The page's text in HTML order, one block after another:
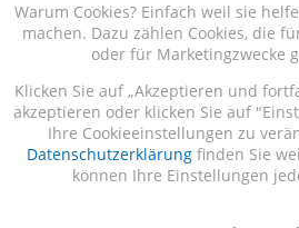
Warum Cookies? Einfach weil sie
machen. Dazu zählen Cookies, die
oder für Marketingzwecke
Klicken Sie auf „Akzeptieren und
akzeptieren oder klicken Sie auf
Ihre Cookieeinstellungen zu
Datenschutzerklärung finden Sie
können Ihre Einstellungen